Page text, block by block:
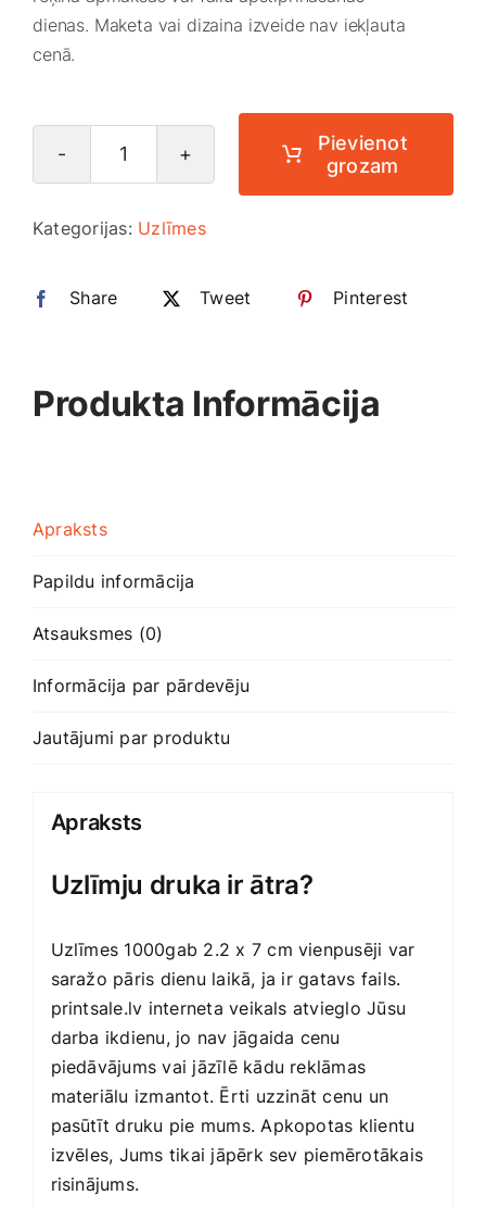
Sports, tūrisms un atpūta
dienas. Maketa vai dizaina izveide nav iekļauta
cenā.
Uzlīmju
daudzums
Pievienot
grozam
Kategorijas: Uzlīmes
Share Tweet Pinterest
Produkta Informācija
Apraksts
Papildu informācija
Atsauksmes (0)
Informācija par pārdevēju
Jautājumi par produktu
Apraksts
Uzlīmju druka ir ātra?
Uzlīmes 1000gab 2.2 x 7 cm vienpusēji var
saražo pāris dienu laikā, ja ir gatavs fails.
printsale.lv interneta veikals atvieglo Jūsu
darba ikdienu, jo nav jāgaida cenu
piedāvājums vai jāzīlē kādu reklāmas
materiālu izmantot. Ērti uzzināt cenu un
pasūtīt druku pie mums. Apkopotas klientu
izvēles, Jums tikai jāpērk sev piemērotākais
risinājums.